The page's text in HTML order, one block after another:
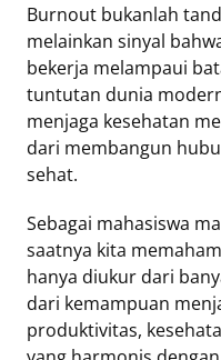
Burnout bukanlah
melainkan sinyal
bekerja melampaui
tuntutan dunia
menjaga kesehatan
dari membangun
sehat.
Sebagai mahasiswa
saatnya kita
hanya diukur dari
dari kemampuan
produktivitas,